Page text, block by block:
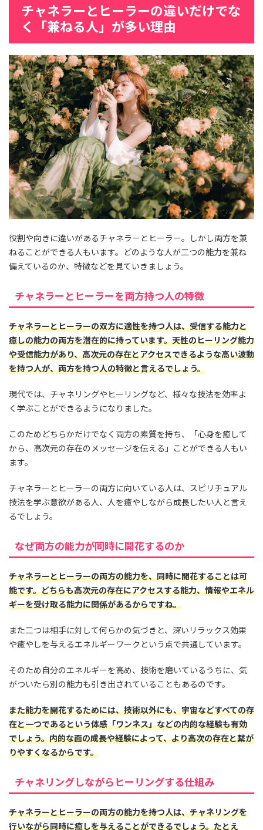
チャネラーとヒーラーの違いだけでな
く「兼ねる人」が多い理由
役割や向きに違いがあるチャネラーとヒーラー。しかし両方を兼
ねることができる人もいます。どのような人が二つの能力を兼ね
備えているのか、特徴などを見ていきましょう。
チャネラーとヒーラーを両方持つ人の特徴
チャネラーとヒーラーの双方に適性を持つ人は、受信する能力と
癒しの能力の両方を潜在的に持っています。天性のヒーリング能力
や受信能力があり、高次元の存在とアクセスできるような高い波動
を持つ人が、両方を持つ人の特徴と言えるでしょう。
現代では、チャネリングやヒーリングなど、様々な技法を効率よ
く学ぶことができるようになりました。
このためどちらかだけでなく両方の素質を持ち、「心身を癒して
から、高次元の存在のメッセージを伝える」ことができる人もい
ます。
チャネラーとヒーラーの両方に向いている人は、スピリチュアル
技法を学ぶ意欲がある人、人を癒やしながら成長したい人と言え
るでしょう。
なぜ両方の能力が同時に開花するのか
チャネラーとヒーラーの両方の能力を、同時に開花することは可
能です。どちらも高次元の存在にアクセスする能力、情報やエネル
ギーを受け取る能力に関係があるからですね。
また二つは相手に対して何らかの気づきと、深いリラックス効果
や癒やしを与えるエネルギーワークという点で共通しています。
そのため自分のエネルギーを高め、技術を磨いているうちに、気
がついたら別の能力も引き出されていることもあるのです。
また能力を開花するためには、技術以外にも、宇宙などすべての存
在と一つであるという体感「ワンネス」などの内的な経験も有効
でしょう。内的な面の成長や経験によって、より高次の存在と繋が
りやすくなるからです。
チャネリングしながらヒーリングする仕組み
チャネラーとヒーラーの両方の能力を持つ人は、チャネリングを
行いながら同時に癒しを与えることができるでしょう。たとえ